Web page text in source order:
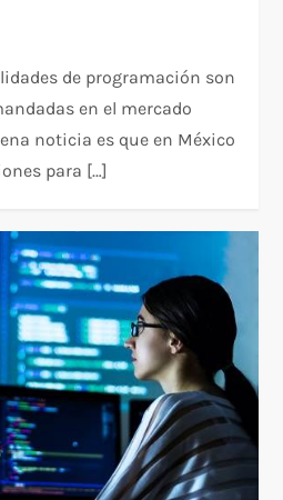
de programación son
en el mercado
noticia es que en México
para […]